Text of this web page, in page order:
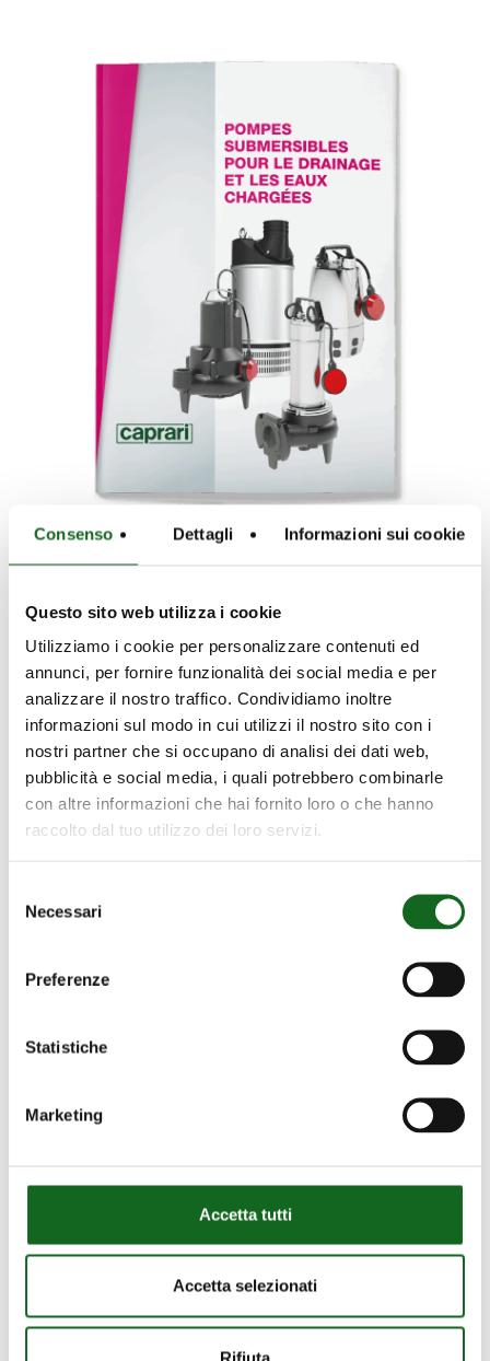
Consenso Dettagli Informazioni sui cookie
Questo sito web utilizza i cookie
Utilizziamo i cookie per personalizzare contenuti ed
annunci, per fornire funzionalità dei social media e per
analizzare il nostro traffico. Condividiamo inoltre
informazioni sul modo in cui utilizzi il nostro sito con i
nostri partner che si occupano di analisi dei dati web,
pubblicità e social media, i quali potrebbero combinarle
con altre informazioni che hai fornito loro o che hanno
raccolto dal tuo utilizzo dei loro servizi.
delNecessari
Preferenze
Statistiche
Marketing
Accetta tutti
Accetta selezionati
Rifiuta
Télécharger la Série D|M